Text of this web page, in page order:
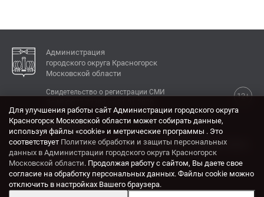
Администрация
городского округа Красногорск
Московской области
12+
Свидетельство о регистрации СМИ
КОНТАКТЫ
Адрес: 143404, Московская область, г. Красногорск,
ул. Ленина, дом 4.
Электронная почта:
krasrn@mosreg.ru
Для улучшения работы сайт Администрации городского округа
Красногорск Московской области может собирать данные,
используя файлы «cookie» и метрические программы . Это
соответствует Политике обработки и защиты персональных
данных в Администрации городского округа Красногорск
Московской области. Продолжая работу с сайтом, Вы даете свое
согласие на обработку персональных данных. Файлы cookie можно
отключить в настройках Вашего браузера.